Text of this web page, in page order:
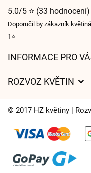
5.0/5 ⭐ (33 hodnocení)
Doporučil by zákazník
1⭐
INFORMACE PRO
O nás
Časy doručení květin –
ROZVOZ KVĚTIN
Kam doručujeme
Cookies
© 2017 HZ květiny |